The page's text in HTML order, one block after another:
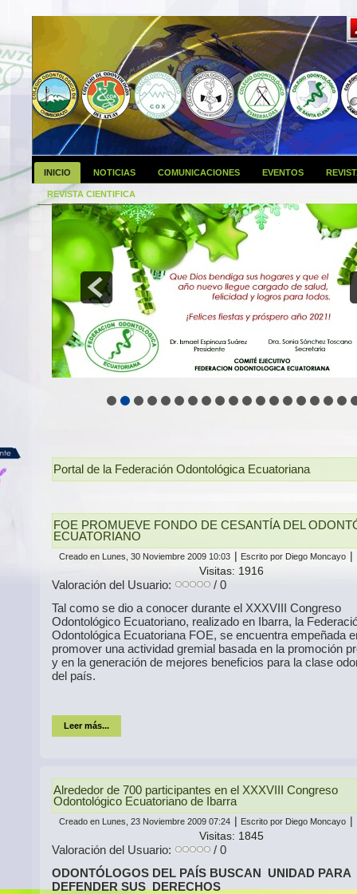
INICIO NOTICIAS COMUNICACIONES EVENTOS
REVISTA CIENTIFICA
Portal de la Federación Odontológica Ecuatoriana
FOE PROMUEVE FONDO DE CESANTÍA DEL
ECUATORIANO
Creado en Lunes, 30 Noviembre 2009 10:03 Escrito por Diego Moncayo
Visitas: 1916
Valoración del Usuario:
/ 0
Tal como se dio a conocer durante el XXXVIII Congreso
Odontológico Ecuatoriano, realizado en Ibarra, la
Odontológica Ecuatoriana FOE, se encuentra empeñada
promover una actividad gremial basada en la promoción
y en la generación de mejores beneficios para la clase
del país.
Leer más...
Alrededor de 700 participantes en el XXXVIII Congreso
Odontológico Ecuatoriano de Ibarra
Creado en Lunes, 23 Noviembre 2009 07:24 Escrito por Diego Moncayo
Visitas: 1845
Valoración del Usuario:
/ 0
ODONTÓLOGOS DEL PAÍS BUSCAN UNIDAD PARA
DEFENDER SUS DERECHOS